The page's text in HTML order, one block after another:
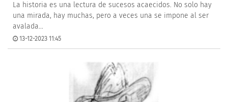
La historia es una lectura de sucesos acaecidos. No solo hay
una mirada, hay muchas, pero a veces una se impone al ser
avalada...
13-12-2023 11:45